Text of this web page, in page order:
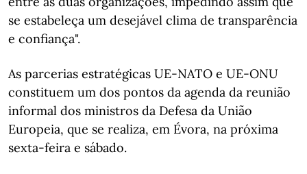
se estabeleça um desejável clima de transparência
e confiança".
As parcerias estratégicas UE-NATO e UE-ONU
constituem um dos pontos da agenda da reunião
informal dos ministros da Defesa da União
Europeia, que se realiza, em Évora, na próxima
sexta-feira e sábado.